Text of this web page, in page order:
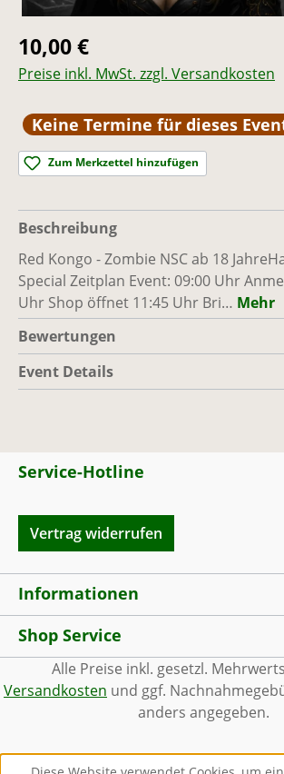
Regulärer Preis:
10,00 €
Preise inkl. MwSt. zzgl. Versandkosten
Keine Termine für dieses
Zum Merkzettel hinzufügen
Beschreibung
Red Kongo - Zombie NSC ab 18
Special Zeitplan Event: 09:00 Uhr
Uhr Shop öffnet 11:45 Uhr Bri… Mehr
Bewertungen
Event Details
Service-Hotline
Vertrag widerrufen
Informationen
Shop Service
Alle Preise inkl. gesetzl.
Versandkosten und ggf.
anders angegeben.